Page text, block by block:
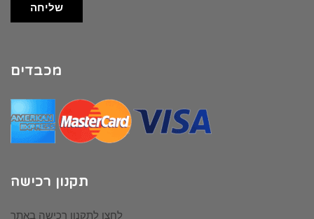
שליחה
מכבדים
תקנון רכישה
לחצו לתקנון רכישה באתר